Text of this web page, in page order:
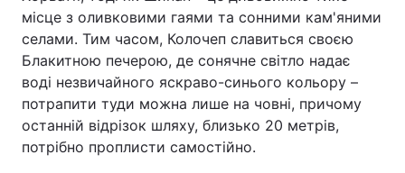
місце з оливковими гаями та сонними кам'яними
селами. Тим часом, Колочеп славиться своєю
Блакитною печерою, де сонячне світло надає
воді незвичайного яскраво-синього кольору –
потрапити туди можна лише на човні, причому
останній відрізок шляху, близько 20 метрів,
потрібно проплисти самостійно.